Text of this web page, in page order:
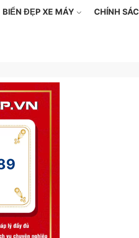
BIỂN ĐẸP XE MÁY CHÍNH